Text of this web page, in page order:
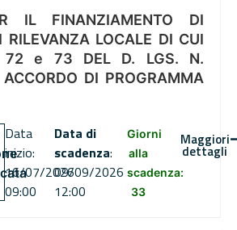
IL FINANZIAMENTO DI
RILEVANZA LOCALE DI CUI
72 e 73 DEL D. LGS. N.
DI PROGRAMMA
Data
inizio:
16/07/2026
09:00
Data di
scadenza:
09/09/2026
12:00
Giorni
alla
scadenza:
33
Maggiori
dettagli